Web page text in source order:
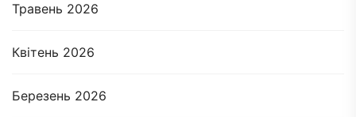
Травень 2026
Квітень 2026
Березень 2026